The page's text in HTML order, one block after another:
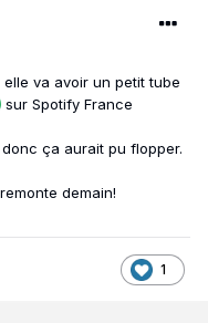
va avoir un petit tube
sur Spotify France
ça aurait pu flopper.
demain!
1